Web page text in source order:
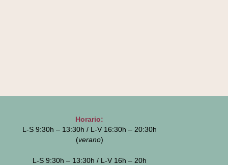
Horario:
L-S 9:30h – 13:30h / L-V 16:30h – 20:30h
(verano)
L-S 9:30h – 13:30h / L-V 16h – 20h